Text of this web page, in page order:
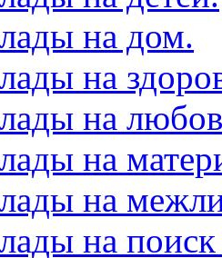
на дом.
на
на
на
на
на